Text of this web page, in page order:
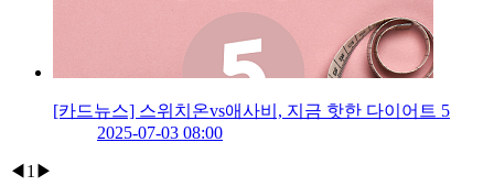
[카드뉴스] 스위치온vs애사비, 지금 핫한 다이어트 5
2025-07-03 08:00
◀ 1 ▶